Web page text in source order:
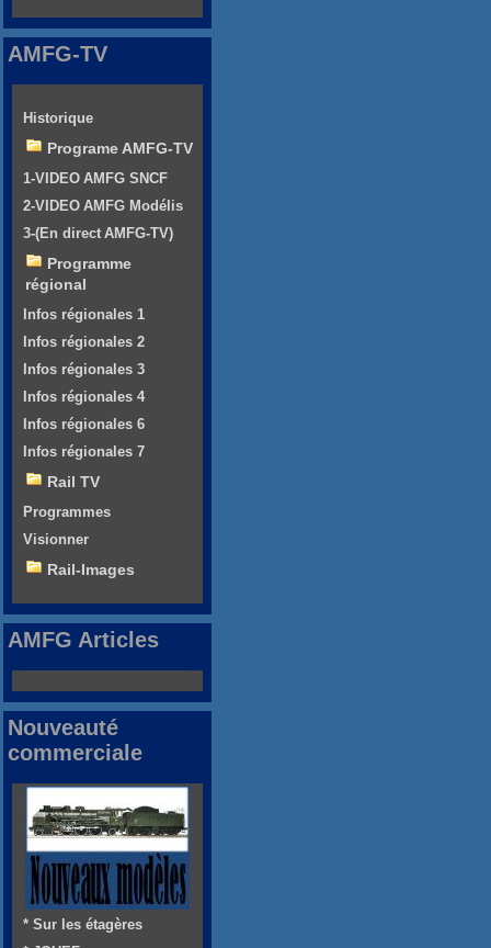
AMFG-TV
Historique
Programe AMFG-TV
1-VIDEO AMFG SNCF
2-VIDEO AMFG Modélis
3-(En direct AMFG-TV)
Programme
régional
Infos régionales 1
Infos régionales 2
Infos régionales 3
Infos régionales 4
Infos régionales 6
Infos régionales 7
Rail TV
Programmes
Visionner
Rail-Images
AMFG Articles
Nouveauté
commerciale
* Sur les étagères